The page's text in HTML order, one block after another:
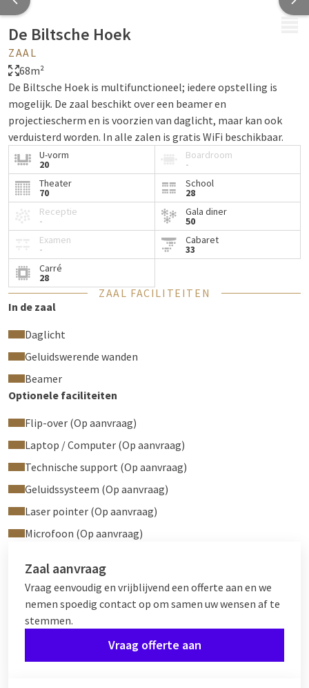
De Biltsche Hoek
ZAAL
68m²
De Biltsche Hoek is multifunctioneel; iedere opstelling is
mogelijk. De zaal beschikt over een beamer en
projectiescherm en is voorzien van daglicht, maar kan ook
verduisterd worden. In alle zalen is gratis WiFi beschikbaar.
U-vorm
20
Boardroom
-
Theater
70
School
28
Receptie
-
Gala diner
50
Examen
-
Cabaret
33
Carré
28
ZAAL FACILITEITEN
In de zaal
Daglicht
Geluidswerende wanden
Beamer
Optionele faciliteiten
Flip-over (Op aanvraag)
Laptop / Computer (Op aanvraag)
Technische support (Op aanvraag)
Geluidssysteem (Op aanvraag)
Laser pointer (Op aanvraag)
Microfoon (Op aanvraag)
Zaal aanvraag
Vraag eenvoudig en vrijblijvend een offerte aan en we
nemen spoedig contact op om samen uw wensen af te
stemmen.
Vraag offerte aan